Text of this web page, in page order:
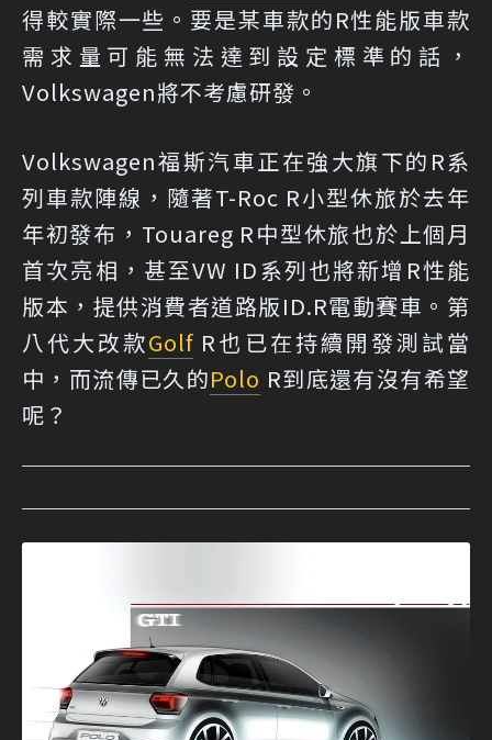
得較實際一些。要是某車款的R性能版車款
需求量可能無法達到設定標準的話，
Volkswagen將不考慮研發。
Volkswagen福斯汽車正在強大旗下的R系
列車款陣線，隨著T-Roc R小型休旅於去年
年初發布，Touareg R中型休旅也於上個月
首次亮相，甚至VW ID系列也將新增R性能
版本，提供消費者道路版ID.R電動賽車。第
八代大改款Golf R也已在持續開發測試當
中，而流傳已久的Polo R到底還有沒有希望
呢？